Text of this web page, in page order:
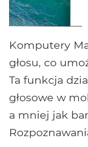
Komputery
głosu, co
Ta funkcja
głosowe w
a mniej jak